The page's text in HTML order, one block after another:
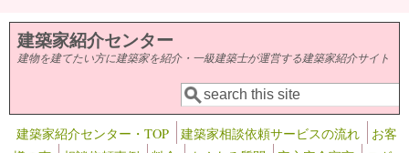
メインコンテンツに移動
建築家紹介センター
建物を建てたい方に建築家を紹介・一級建築士が運営する建築家紹介サイト
検索フォーム
検索
建築家紹介センター・TOP 建築家相談依頼サービスの流れ
お客